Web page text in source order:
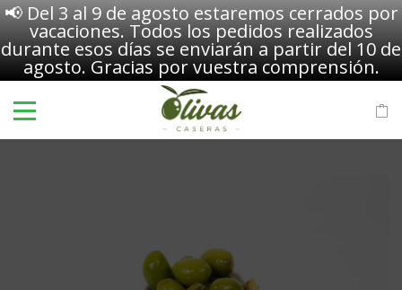
📢 Del 3 al 9 de agosto estaremos cerrados por
vacaciones. Todos los pedidos realizados
durante esos días se enviarán a partir del 10 de
agosto. Gracias por vuestra comprensión.